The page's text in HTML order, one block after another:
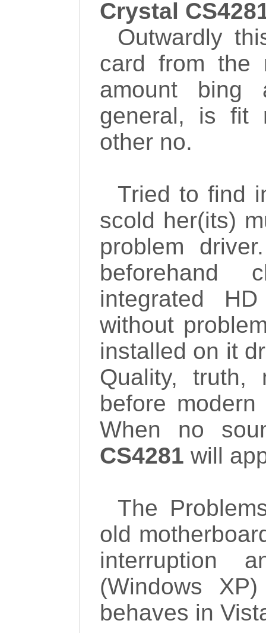
Crystal
Outwardly
card from the
amount
general, is fit
other no.
Tried to find
scold her(its)
problem
beforehand
integrated
without
installed on it
Quality,
before
When no
CS4281 will
The
old
interruption
(Windows
behaves in